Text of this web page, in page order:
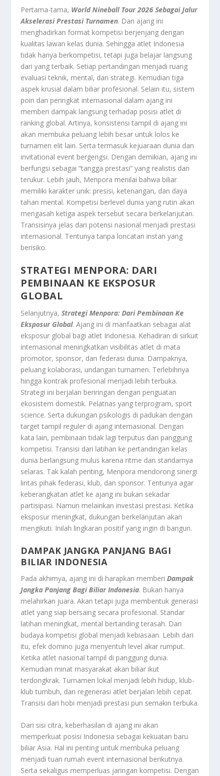
Pertama-tama, World Nineball Tour 2026 Sebagai Jalur
Akselerasi Prestasi Turnamen. Dan ajang ini
menghadirkan format kompetisi berjenjang dengan
kualitas lawan kelas dunia. Sehingga atlet Indonesia
tidak hanya berkompetisi, tetapi juga belajar langsung
dari yang terbaik. Setiap pertandingan menjadi ruang
evaluasi teknik, mental, dan strategi. Kemudian tiga
aspek krusial dalam biliar profesional. Selain itu, sistem
poin dan peringkat internasional dalam ajang ini
memberi dampak langsung terhadap posisi atlet di
ranking global. Artinya, konsistensi tampil di ajang ini
akan membuka peluang lebih besar untuk lolos ke
turnamen elit lain. Serta termasuk kejuaraan dunia dan
invitational event bergengsi. Dengan demikian, ajang ini
berfungsi sebagai “tangga prestasi” yang realistis dan
terukur. Lebih jauh, Menpora menilai bahwa biliar
memiliki karakter unik: presisi, ketenangan, dan daya
tahan mental. Kompetisi berlevel dunia yang rutin akan
mengasah ketiga aspek tersebut secara berkelanjutan.
Transisinya jelas dari potensi nasional menjadi prestasi
internasional. Tentunya tanpa loncatan instan yang
berisiko.
STRATEGI MENPORA: DARI
PEMBINAAN KE EKSPOSUR
GLOBAL
Selanjutnya,Strategi Menpora: Dari Pembinaan Ke
Eksposur Global. Ajang ini di manfaatkan sebagai alat
eksposur global bagi atlet Indonesia. Kehadiran di sirkuit
internasional meningkatkan visibilitas atlet di mata
promotor, sponsor, dan federasi dunia. Dampaknya,
peluang kolaborasi, undangan turnamen. Terlebihnya
hingga kontrak profesional menjadi lebih terbuka.
Strategi ini berjalan beriringan dengan penguatan
ekosistem domestik. Pelatnas yang terprogram, sport
science. Serta dukungan psikologis di padukan dengan
target tampil reguler di ajang internasional. Dengan
kata lain, pembinaan tidak lagi terputus dari panggung
kompetisi. Transisi dari latihan ke pertandingan kelas
dunia berlangsung mulus karena ritme dan standarnya
selaras. Tak kalah penting, Menpora mendorong sinergi
lintas pihak federasi, klub, dan sponsor. Tentunya agar
keberangkatan atlet ke ajang ini bukan sekadar
partisipasi. Namun melainkan investasi prestasi. Ketika
eksposur meningkat, dukungan berkelanjutan akan
mengikuti. Inilah lingkaran positif yang ingin di bangun.
DAMPAK JANGKA PANJANG BAGI
BILIAR INDONESIA
Pada akhirnya, ajang ini di harapkan memberiDampak
Jangka Panjang Bagi Biliar Indonesia. Bukan hanya
melahirkan juara. Akan tetapi juga membentuk generasi
atlet yang siap bersaing secara profesional. Standar
latihan meningkat, mental bertanding terasah. Dan
budaya kompetisi global menjadi kebiasaan. Lebih dari
itu, efek domino juga menyentuh level akar rumput.
Ketika atlet nasional tampil di panggung dunia.
Kemudian minat masyarakat akan biliar ikut
terdongkrak. Turnamen lokal menjadi lebih hidup, klub-
klub tumbuh, dan regenerasi atlet berjalan lebih cepat.
Transisi dari hobi menjadi prestasi pun semakin terbuka.
Dari sisi citra, keberhasilan di ajang ini akan
memperkuat posisi Indonesia sebagai kekuatan baru
biliar Asia. Hal ini penting untuk membuka peluang
menjadi tuan rumah event internasional berikutnya.
Serta sekaligus memperluas jaringan kompetisi. Dengan